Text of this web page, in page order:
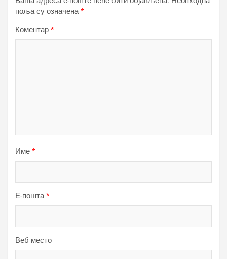
поља су означена*
Коментар *
Име *
Е-пошта*
Веб место